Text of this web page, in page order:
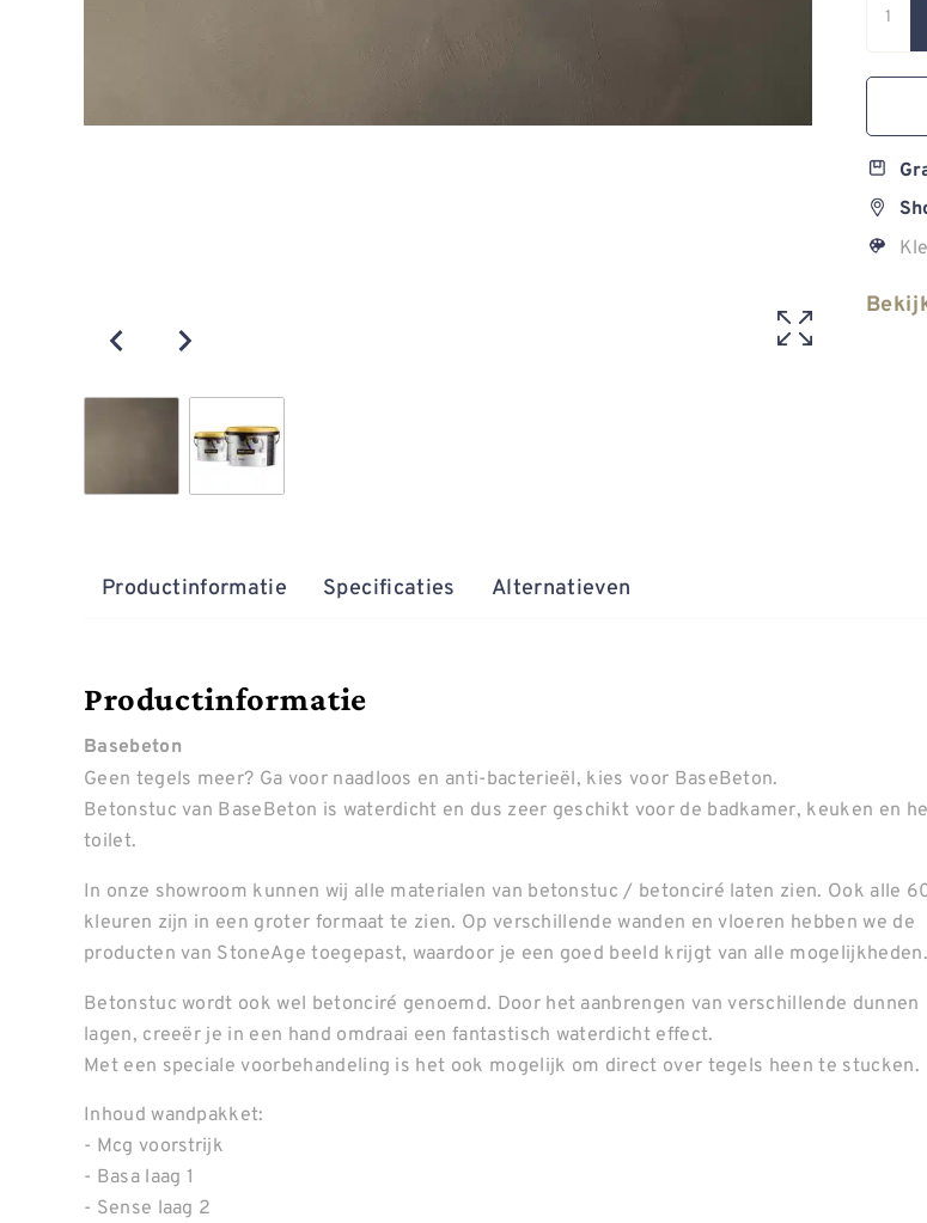
Productinformatie Specificaties Alternatieven
Productinformatie
Basebeton
Geen tegels meer? Ga voor naadloos en anti-bacterieël, kies voor BaseBeton.
Betonstuc van BaseBeton is waterdicht en dus zeer geschikt voor de badkamer, keuken en
toilet.
In onze showroom kunnen wij alle materialen van betonstuc / betonciré laten zien. Ook alle
kleuren zijn in een groter formaat te zien. Op verschillende wanden en vloeren hebben we de
producten van StoneAge toegepast, waardoor je een goed beeld krijgt van alle mogelijkheden.
Betonstuc wordt ook wel betonciré genoemd. Door het aanbrengen van verschillende dunnen
lagen, creeër je in een hand omdraai een fantastisch waterdicht effect.
Met een speciale voorbehandeling is het ook mogelijk om direct over tegels heen te stucken.
Inhoud wandpakket:
- Mcg voorstrijk
- Basa laag 1
- Sense laag 2